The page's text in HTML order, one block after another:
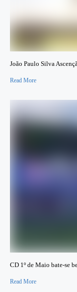
João Paulo Silva
Read More
CD 1º de Maio bate-se
Read More